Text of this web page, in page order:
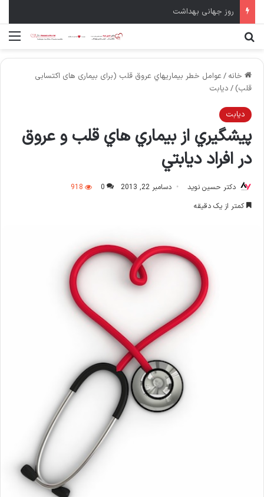
روز جهانی بهداشت
خانه /عوامل خطر بيماريهاي عروق قلب (برای بیماری های اکتسابی
قلب) / ديابت
ديابت
پيشگيري از بيماري هاي قلب و عروق
در افراد ديابتي
دکتر حسین نوید دسامبر 22, 2013 0
918
کمتر از یک دقیقه